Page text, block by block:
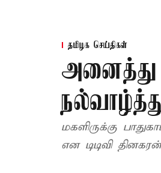
தமிழக செய்திகள்
அனைத்து
மகளிருக்கு
என டிடிவி